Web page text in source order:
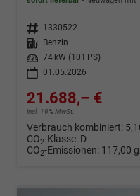
Fahrzeugnr. 1330522
Kraftstoff
Benzin
Leistung
74 kW (101 PS)
01.05.2026
21.688,– €
incl. 19% MwSt.
Verbrauch kombiniert:
CO2-Klasse: D
CO2-Emissionen: 117,00